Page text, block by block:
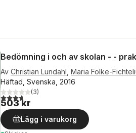
Bedömning i och av skolan - -
Av Christian Lundahl Maria Folke-
Häftad, Svenska, 2016
3,7utav 5 stjärnor. Totalt antal röster:
(3)
503 kr
Lägg i varukorg